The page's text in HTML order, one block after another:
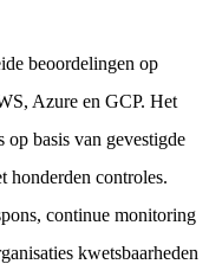
beoordelingen op
Azure en GCP. Het
basis van gevestigde
honderden controles.
continue monitoring
kwetsbaarheden